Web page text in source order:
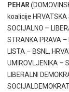
PEHAR
koalicije HRVATSKA
SOCIJALNO –
STRANKA PRAVA –
LISTA – BSNL,
UMIROVLJENIKA –
LIBERALNI